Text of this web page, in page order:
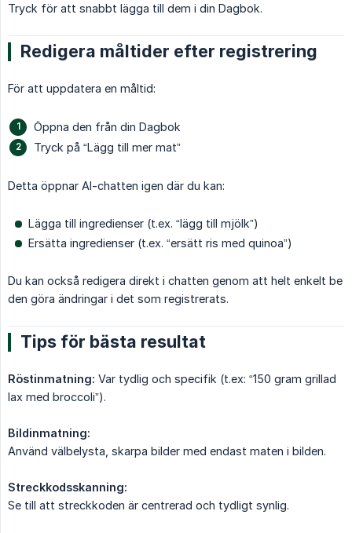
Tryck för att snabbt lägga till dem i din Dagbok.
Redigera måltider efter registrering
För att uppdatera en måltid:
Öppna den från din Dagbok
Tryck på “Lägg till mer mat”
Detta öppnar AI-chatten igen där du kan:
Lägga till ingredienser (t.ex. “lägg till mjölk”)
Ersätta ingredienser (t.ex. “ersätt ris med quinoa”)
Du kan också redigera direkt i chatten genom att helt enkelt be
den göra ändringar i det som registrerats.
Tips för bästa resultat
Röstinmatning: Var tydlig och specifik (t.ex: “150 gram grillad
lax med broccoli”).
Bildinmatning:
Använd välbelysta, skarpa bilder med endast maten i bilden.
Streckkodsskanning:
Se till att streckkoden är centrerad och tydligt synlig.